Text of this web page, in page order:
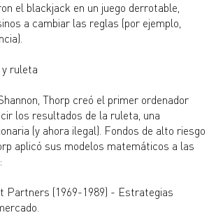
el blackjack en un juego derrotable,
a cambiar las reglas (por ejemplo,
ruleta
Thorp creó el primer ordenador
los resultados de la ruleta, una
(y ahora ilegal). Fondos de alto riesgo
aplicó sus modelos matemáticos a las
Partners (1969-1989) - Estrategias